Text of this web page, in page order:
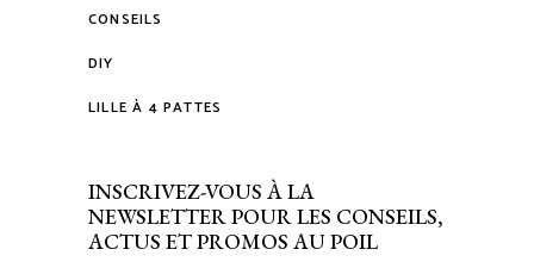
CONSEILS
DIY
LILLE À 4 PATTES
INSCRIVEZ-VOUS À LA
NEWSLETTER POUR LES CONSEILS,
ACTUS ET PROMOS AU POIL